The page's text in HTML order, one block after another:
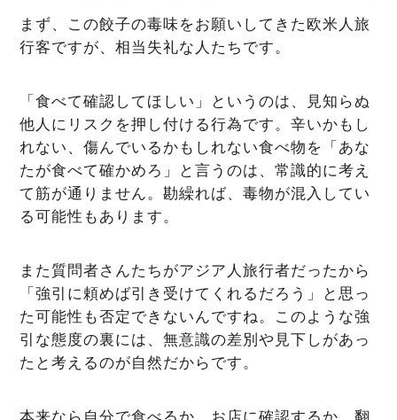
まず、この餃子の毒味をお願いしてきた欧米人旅
行客ですが、相当失礼な人たちです。
「食べて確認してほしい」というのは、見知らぬ
他人にリスクを押し付ける行為です。辛いかもし
れない、傷んでいるかもしれない食べ物を「あな
たが食べて確かめろ」と言うのは、常識的に考え
て筋が通りません。勘繰れば、毒物が混入してい
る可能性もあります。
また質問者さんたちがアジア人旅行者だったから
「強引に頼めば引き受けてくれるだろう」と思っ
た可能性も否定できないんですね。このような強
引な態度の裏には、無意識の差別や見下しがあっ
たと考えるのが自然だからです。